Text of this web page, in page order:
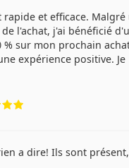
rapide et efficace.
l'achat, j'ai bénéficié
% sur mon prochain
expérience positive. Je
a dire! Ils sont